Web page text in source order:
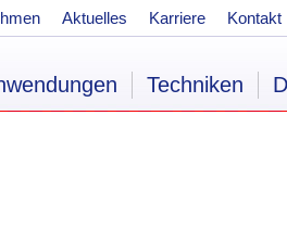
Aktuelles Karriere Kontakt
Techniken